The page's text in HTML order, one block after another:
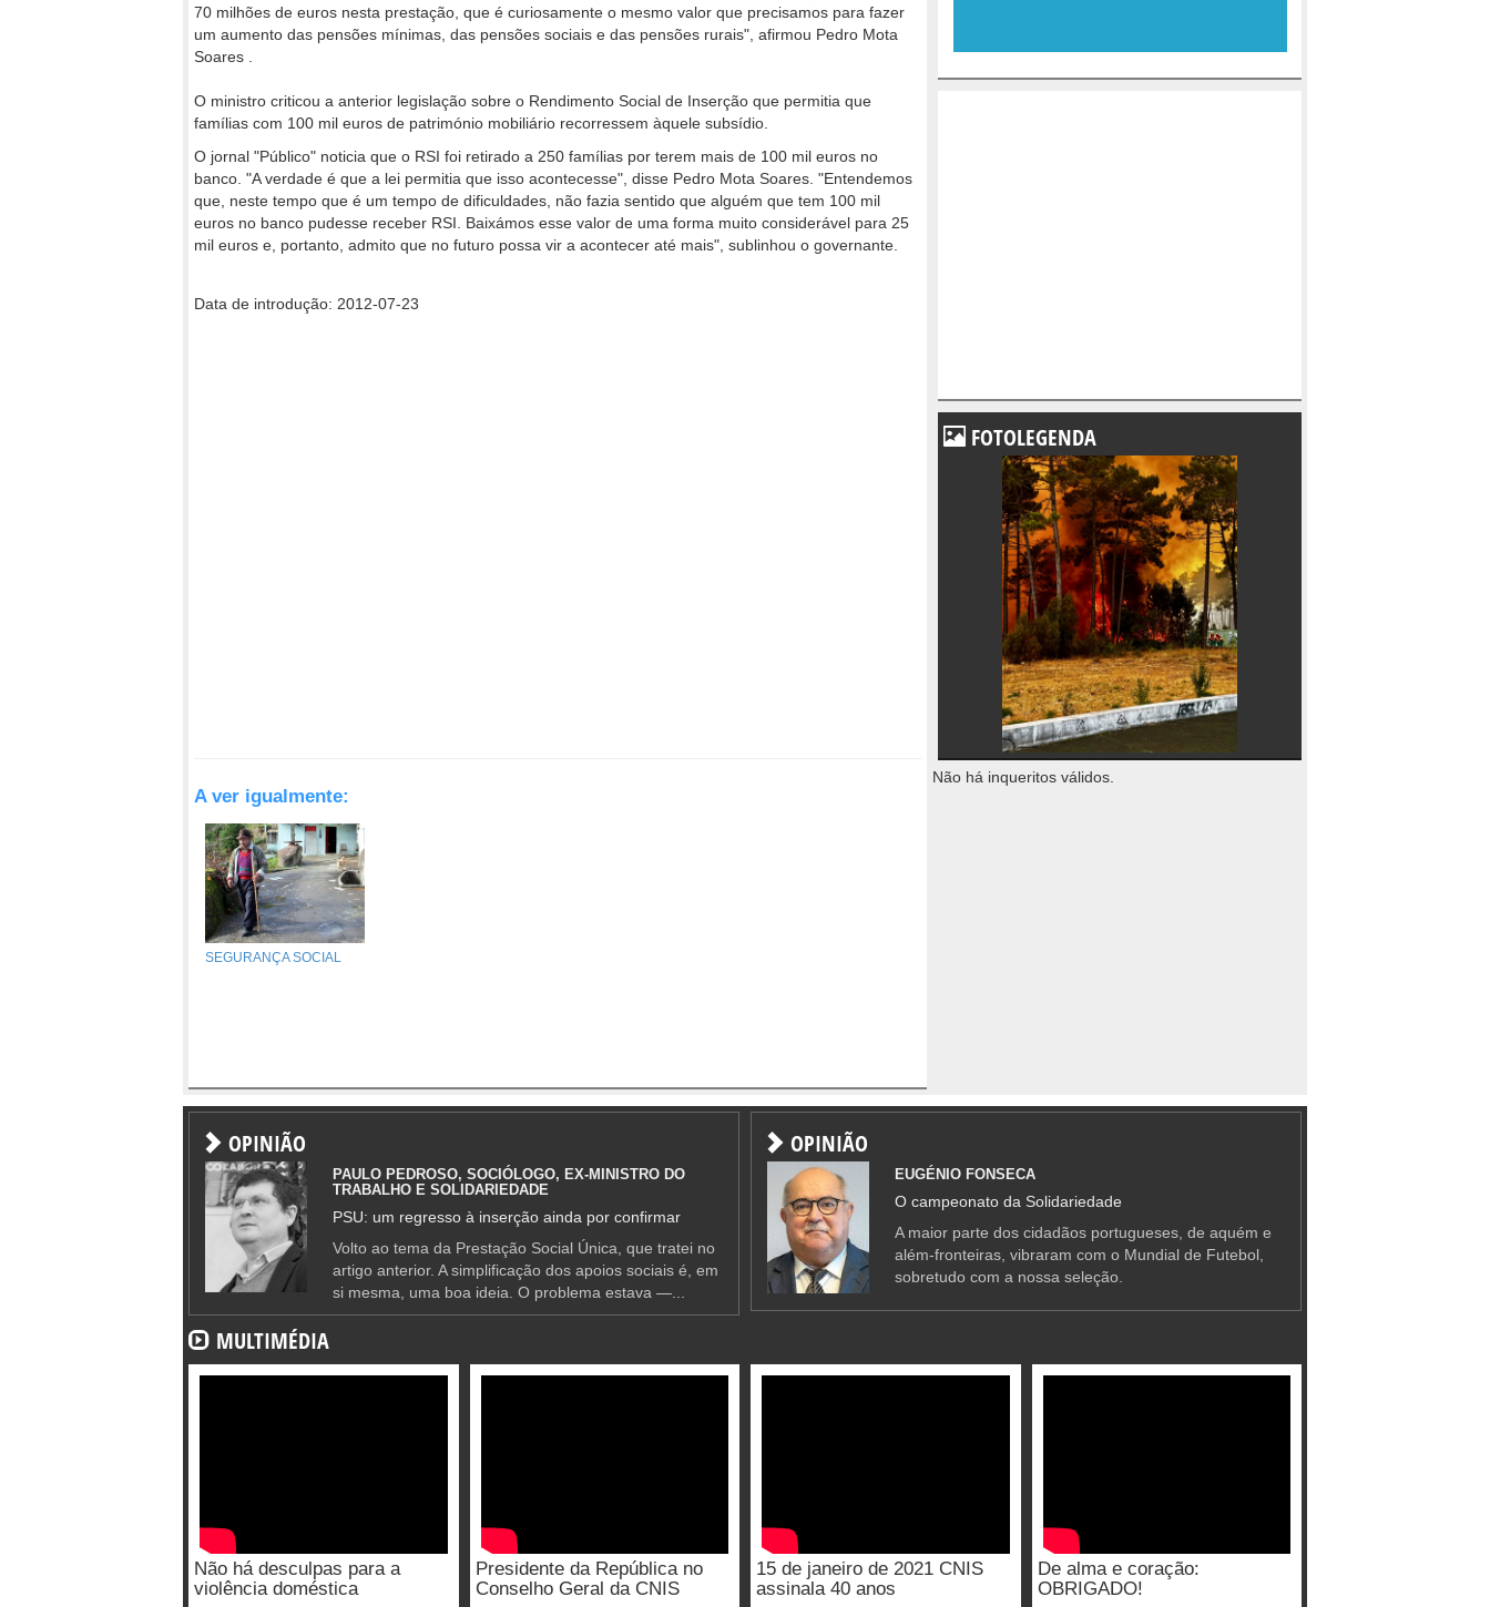
70 milhões de euros nesta prestação, que é curiosamente o mesmo valor que precisamos para fazer
um aumento das pensões mínimas, das pensões sociais e das pensões rurais", afirmou Pedro Mota
Soares .
O ministro criticou a anterior legislação sobre o Rendimento Social de Inserção que permitia que
famílias com 100 mil euros de património mobiliário recorressem àquele subsídio.
O jornal "Público" noticia que o RSI foi retirado a 250 famílias por terem mais de 100 mil euros no
banco. "A verdade é que a lei permitia que isso acontecesse", disse Pedro Mota Soares. "Entendemos
que, neste tempo que é um tempo de dificuldades, não fazia sentido que alguém que tem 100 mil
euros no banco pudesse receber RSI. Baixámos esse valor de uma forma muito considerável para 25
mil euros e, portanto, admito que no futuro possa vir a acontecer até mais", sublinhou o governante.
Data de introdução: 2012-07-23
A ver igualmente:
SEGURANÇA SOCIAL
FOTOLEGENDA
Não há inqueritos válidos.
OPINIÃO
PAULO PEDROSO, SOCIÓLOGO, EX-MINISTRO DO
TRABALHO E SOLIDARIEDADE
PSU: um regresso à inserção ainda por confirmar
Volto ao tema da Prestação Social Única, que tratei no
artigo anterior. A simplificação dos apoios sociais é, em
si mesma, uma boa ideia. O problema estava —...
OPINIÃO
EUGÉNIO FONSECA
O campeonato da Solidariedade
A maior parte dos cidadãos portugueses, de aquém e
além-fronteiras, vibraram com o Mundial de Futebol,
sobretudo com a nossa seleção.
MULTIMÉDIA
Não há desculpas para a
violência doméstica
Presidente da República no
Conselho Geral da CNIS
15 de janeiro de 2021 CNIS
assinala 40 anos
De alma e coração:
OBRIGADO!